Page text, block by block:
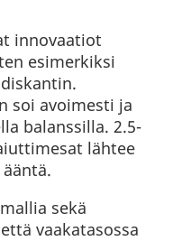
innovaatiot
esimerkiksi
soi avoimesti ja
balanssilla. 2.5-
lähtee
sekä
vaakatasossa